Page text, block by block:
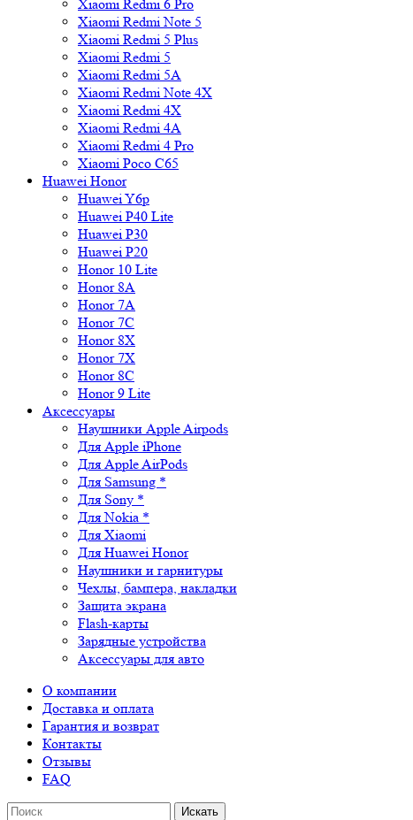
Xiaomi Redmi 6 Pro
Xiaomi Redmi Note 5
Xiaomi Redmi 5 Plus
Xiaomi Redmi 5
Xiaomi Redmi 5A
Xiaomi Redmi Note 4X
Xiaomi Redmi 4X
Xiaomi Redmi 4A
Xiaomi Redmi 4 Pro
Xiaomi Poco C65
Huawei Honor
Huawei Y6p
Huawei P40 Lite
Huawei P30
Huawei P20
Honor 10 Lite
Honor 8A
Honor 7A
Honor 7C
Honor 8X
Honor 7X
Honor 8C
Honor 9 Lite
Аксессуары
Наушники Apple Airpods
Для Apple iPhone
Для Apple AirPods
Для Samsung *
Для Sony *
Для Nokia *
Для Xiaomi
Для Huawei Honor
Наушники и гарнитуры
Чехлы, бампера, накладки
Защита экрана
Flash-карты
Зарядные устройства
Аксессуары для авто
О компании
Доставка и оплата
Гарантия и возврат
Контакты
Отзывы
FAQ